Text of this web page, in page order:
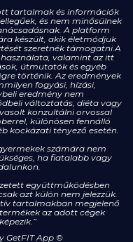
tartalmak és információk
és nem minősülnek
A platform
készült, akik életmódjuk
szeretnék támogatni.A
valamint az itt
útmutatók és egyéb
történik. Az eredmények
fogyási, hízási,
eredmény nem
változtatás, diéta vagy
konzultálni orvossal
különösen fennálló
kockázati tényező esetén.
számára nem
ha fiatalabb vagy
együttműködésben
azt külön nem jelezzük.
tartalmakban megjelenő
az adott cégek
GetFIT App ©